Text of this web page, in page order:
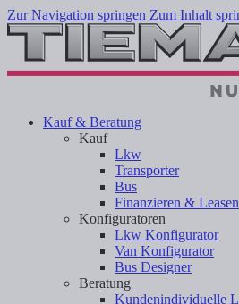
Zur Navigation springen Zum Inhalt
Kauf & Beratung
Kauf
Lkw
Transporter
Bus
Finanzieren & Leasen
Konfiguratoren
Lkw Konfigurator
Van Konfigurator
Bus Designer
Beratung
Kundenindividuelle